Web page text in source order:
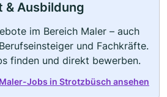
& Ausbildung
im Bereich Maler – auch
und Fachkräfte.
finden und direkt bewerben.
Jobs in Strotzbüsch ansehen